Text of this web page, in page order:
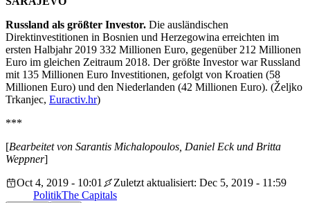
Russland als größter Investor. Die ausländischen
Direktinvestitionen in Bosnien und Herzegowina erreichten im
ersten Halbjahr 2019 332 Millionen Euro, gegenüber 212 Millionen
Euro im gleichen Zeitraum 2018. Der größte Investor war Russland
mit 135 Millionen Euro Investitionen, gefolgt von Kroatien (58
Millionen Euro) und den Niederlanden (42 Millionen Euro). (Željko
Trkanjec, Euractiv.hr)
***
[Bearbeitet von Sarantis Michalopoulos, Daniel Eck und Britta
Weppner]
Oct 4, 2019 - 10:01
Zuletzt aktualisiert: Dec 5, 2019 - 11:59
PolitikThe Capitals